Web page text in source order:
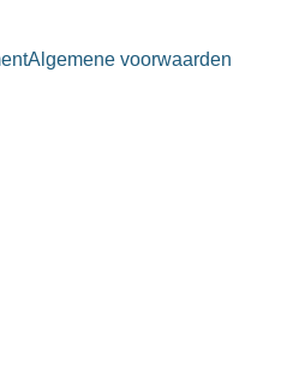
Algemene voorwaarden